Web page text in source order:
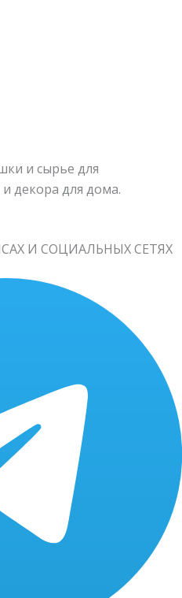
и сырье для
декора для дома.
И СОЦИАЛЬНЫХ СЕТЯХ